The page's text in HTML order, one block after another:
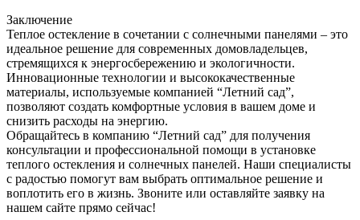
Заключение
Теплое остекление в сочетании с солнечными панелями – это
идеальное решение для современных домовладельцев,
стремящихся к энергосбережению и экологичности.
Инновационные технологии и высококачественные
материалы, используемые компанией “Летний сад”,
позволяют создать комфортные условия в вашем доме и
снизить расходы на энергию.
Обращайтесь в компанию “Летний сад” для получения
консультации и профессиональной помощи в установке
теплого остекления и солнечных панелей. Наши специалисты
с радостью помогут вам выбрать оптимальное решение и
воплотить его в жизнь. Звоните или оставляйте заявку на
нашем сайте прямо сейчас!